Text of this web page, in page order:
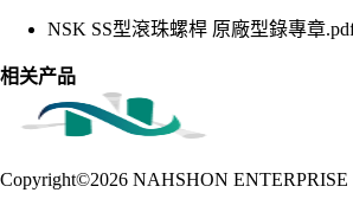
NSK SS型滾珠螺桿 原廠型錄專章
相关产品
Copyright©2026 NAHSHON ENTERPRISE